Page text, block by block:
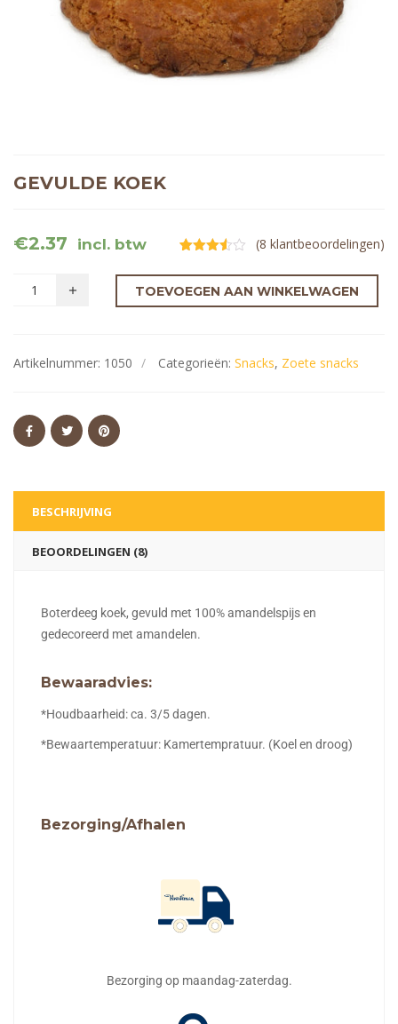
GEVULDE KOEK
3.50op
5
(8 klantbeoordelingen)
€2.37 incl. btw
TOEVOEGEN AAN WINKELWAGEN
Artikelnummer: 1050 Categorieën: Snacks, Zoete snacks
BESCHRIJVING
BEOORDELINGEN (8)
Boterdeeg koek, gevuld met 100% amandelspijs en
gedecoreerd met amandelen.
Bewaaradvies:
*Houdbaarheid: ca. 3/5 dagen.
*Bewaartemperatuur: Kamertempratuur. (Koel en droog)
Bezorging/Afhalen
Bezorging op maandag-zaterdag.